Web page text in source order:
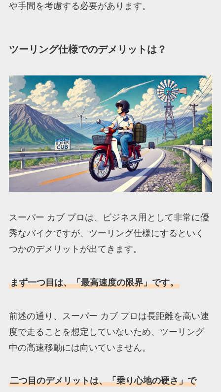
や手間を考慮する必要があります。
ツーリング仕様でのデメリットは？
スーパー カブ プロは、ビジネス用として非常に優
秀なバイクですが、ツーリング仕様にするといく
つかのデメリットが出てきます。
まず一つ目は、「最高速度の限界」です。
前述の通り、スーパー カブ プロは長距離を高い速
度で走ることを想定していないため、ツーリング
中の高速移動には向いていません。
二つ目のデメリットは、「乗り心地の硬さ」で